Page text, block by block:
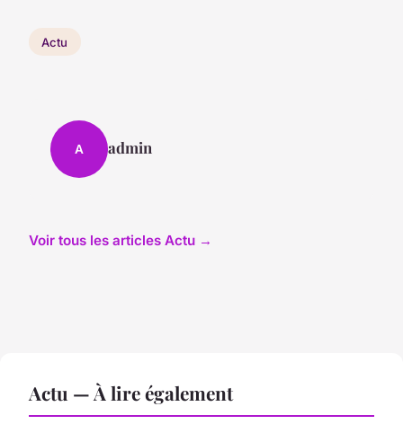
Actu
A admin
Voir tous les articles Actu →
Actu — À lire également